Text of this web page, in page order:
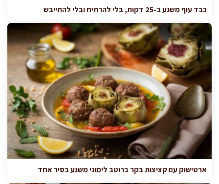
כבד עוף משגע ב-25 דקות, בלי להרתיח ובלי להתייבש
ארטישוק עם קציצות בקר ברוטב לימוני משגע בסיר אחד